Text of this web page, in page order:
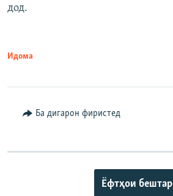
дод.
Идома
Ба дигарон фиристед
Ёфтҳои бештар